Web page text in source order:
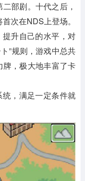
部剧。十代之后，
次在NDS上登场。
升自己的水平，对
”规则，游戏中总共
，极大地丰富了卡
，满足一定条件就